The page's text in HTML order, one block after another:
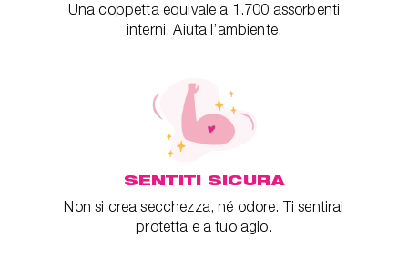
Una coppetta equivale a 1.700 assorbenti
interni. Aiuta l’ambiente.
SENTITI SICURA
Non si crea secchezza, né odore. Ti sentirai
protetta e a tuo agio.